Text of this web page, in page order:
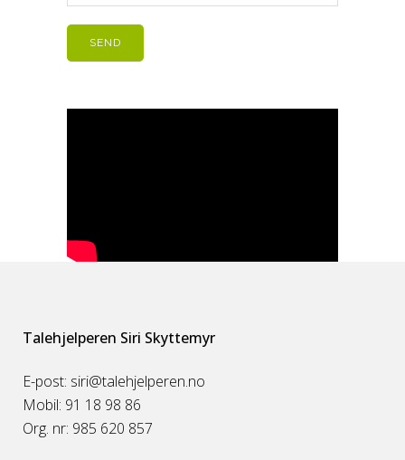
Talehjelperen Siri Skyttemyr
E-post: siri@talehjelperen.no
Mobil: 91 18 98 86
Org. nr: 985 620 857